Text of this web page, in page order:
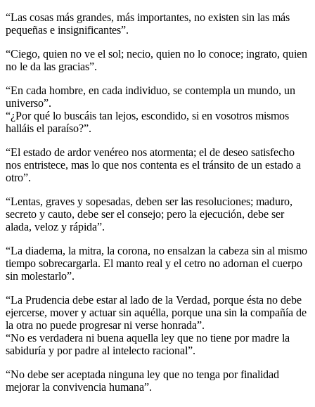
“Las cosas más grandes, más importantes, no existen sin las más
pequeñas e insignificantes”.
“Ciego, quien no ve el sol; necio, quien no lo conoce; ingrato, quien
no le da las gracias”.
“En cada hombre, en cada individuo, se contempla un mundo, un
universo”.
“¿Por qué lo buscáis tan lejos, escondido, si en vosotros mismos
halláis el paraíso?”.
“El estado de ardor venéreo nos atormenta; el de deseo satisfecho
nos entristece, mas lo que nos contenta es el tránsito de un estado a
otro”.
“Lentas, graves y sopesadas, deben ser las resoluciones; maduro,
secreto y cauto, debe ser el consejo; pero la ejecución, debe ser
alada, veloz y rápida”.
“La diadema, la mitra, la corona, no ensalzan la cabeza sin al mismo
tiempo sobrecargarla. El manto real y el cetro no adornan el cuerpo
sin molestarlo”.
“La Prudencia debe estar al lado de la Verdad, porque ésta no debe
ejercerse, mover y actuar sin aquélla, porque una sin la compañía de
la otra no puede progresar ni verse honrada”.
“No es verdadera ni buena aquella ley que no tiene por madre la
sabiduría y por padre al intelecto racional”.
“No debe ser aceptada ninguna ley que no tenga por finalidad
mejorar la convivencia humana”.